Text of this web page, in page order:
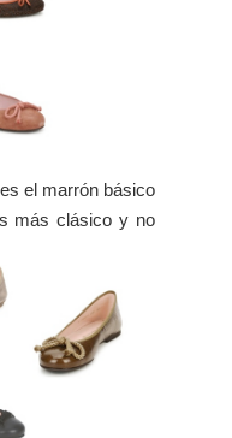
el marrón básico
más clásico y no